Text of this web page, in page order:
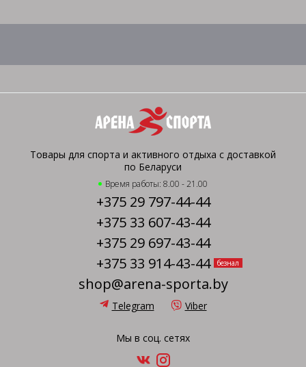
Товары для спорта и активного отдыха с доставкой
по Беларуси
Время работы: 8.00 - 21.00
+375 29 797-44-44
+375 33 607-43-44
+375 29 697-43-44
+375 33 914-43-44
безнал
shop@arena-sporta.by
Telegram Viber
Мы в соц. сетях